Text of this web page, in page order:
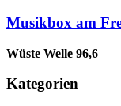
Musikbox am
Wüste Welle 96,6
Kategorien